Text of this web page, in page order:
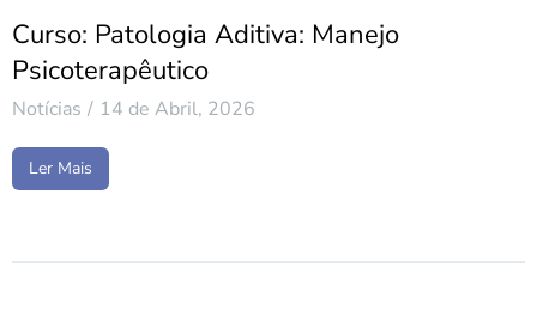
Curso: Patologia Aditiva: Manejo
Psicoterapêutico
Notícias 14 de Abril, 2026
Ler Mais